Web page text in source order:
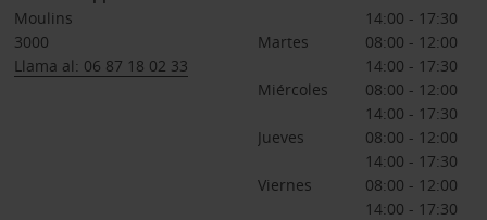
Moulins
3000
Llama al: 06 87 18 02 33
14:00 - 17:30
Martes
08:00 - 12:00
14:00 - 17:30
Miércoles
08:00 - 12:00
14:00 - 17:30
Jueves
08:00 - 12:00
14:00 - 17:30
Viernes
08:00 - 12:00
14:00 - 17:30